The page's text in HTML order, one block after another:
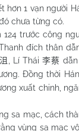
1 vạn người
chưa từng có.
công
đích thân
, Lí Thái 李蔡
Đồng thời
xuất chinh,
mạc, cách
vùng sa mạc